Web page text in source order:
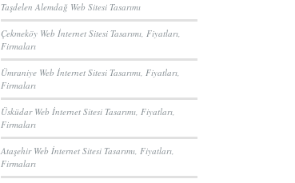
Taşdelen Alemdağ Web Sitesi Tasarımı
Çekmeköy Web İnternet Sitesi Tasarımı, Fiyatları,
Firmaları
Ümraniye Web İnternet Sitesi Tasarımı, Fiyatları,
Firmaları
Üsküdar Web İnternet Sitesi Tasarımı, Fiyatları,
Firmaları
Ataşehir Web İnternet Sitesi Tasarımı, Fiyatları,
Firmaları